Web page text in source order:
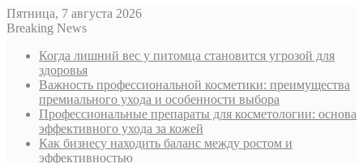
Пятница, 7 августа 2026
Breaking News
Когда лишний вес у питомца становится угрозой для
здоровья
Важность профессиональной косметики: преимущества
премиального ухода и особенности выбора
Профессиональные препараты для косметологии: основа
эффективного ухода за кожей
Как бизнесу находить баланс между ростом и
эффективностью